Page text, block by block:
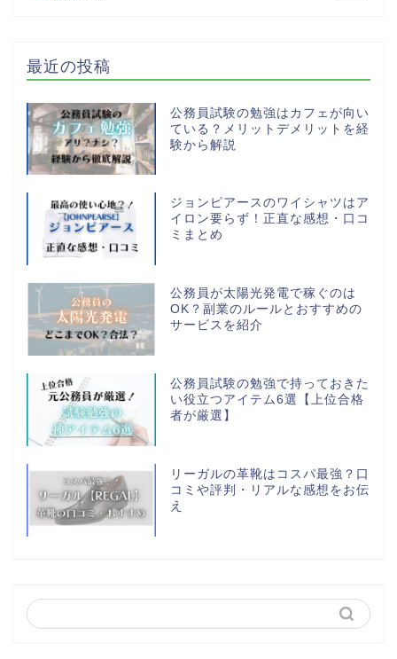
最近の投稿
公務員試験の勉強はカフェが向い
ている？メリットデメリットを経
験から解説
ジョンピアースのワイシャツはア
イロン要らず！正直な感想・口コ
ミまとめ
公務員が太陽光発電で稼ぐのは
OK？副業のルールとおすすめの
サービスを紹介
公務員試験の勉強で持っておきた
い役立つアイテム6選【上位合格
者が厳選】
リーガルの革靴はコスパ最強？口
コミや評判・リアルな感想をお伝
え